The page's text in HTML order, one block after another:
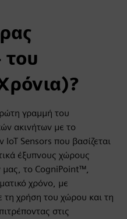
γραμμή του
ακινήτων με το
Sensors που βασίζεται
έξυπνους χώρους
μας, το CogniPoint™,
χρόνο, με
τη χρήση του χώρου και τη
στις